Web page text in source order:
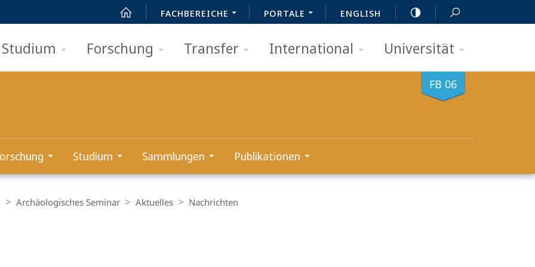
FACHBEREICHE PORTALE ENGLISH
Studium Forschung Transfer International Universität
FB 06
Studium Sammlungen Publikationen
Archäologisches Seminar Aktuelles Nachrichten